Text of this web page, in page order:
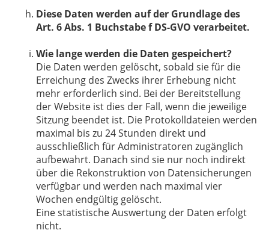
Diese Daten werden auf der Grundlage des
Art. 6 Abs. 1 Buchstabe f DS-GVO verarbeitet.
Wie lange werden die Daten gespeichert?
Die Daten werden gelöscht, sobald sie für die
Erreichung des Zwecks ihrer Erhebung nicht
mehr erforderlich sind. Bei der Bereitstellung
der Website ist dies der Fall, wenn die jeweilige
Sitzung beendet ist. Die Protokolldateien werden
maximal bis zu 24 Stunden direkt und
ausschließlich für Administratoren zugänglich
aufbewahrt. Danach sind sie nur noch indirekt
über die Rekonstruktion von Datensicherungen
verfügbar und werden nach maximal vier
Wochen endgültig gelöscht.
Eine statistische Auswertung der Daten erfolgt
nicht.